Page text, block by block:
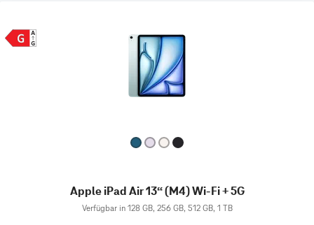
Apple iPad Air 13“ (M4) Wi-Fi + 5G
Verfügbar in 128 GB, 256 GB, 512 GB, 1 TB